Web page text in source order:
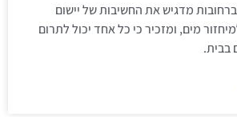
מדגיש את החשיבות של יישום
מים, ומזכיר כי כל אחד יכול לתרום
בבית.